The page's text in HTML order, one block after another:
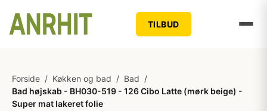
TILBUD
Forside / Køkken og bad / Bad /
Bad højskab - BH030-519 - 126 Cibo Latte (mørk beige) -
Super mat lakeret folie